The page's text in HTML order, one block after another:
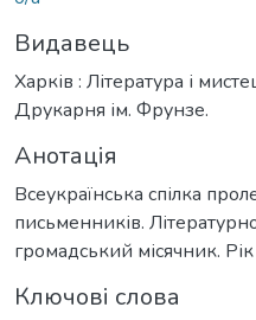
Видавець
Харків : Література і
Друкарня ім. Фрунзе.
Анотація
Всеукраїнська спілка
письменників.
громадський місячник.
Ключові слова